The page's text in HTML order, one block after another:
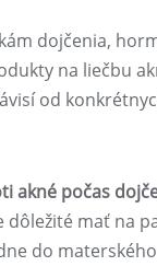
dojčenia,
na liečbu
od
akné počas
dôležité mať na
do